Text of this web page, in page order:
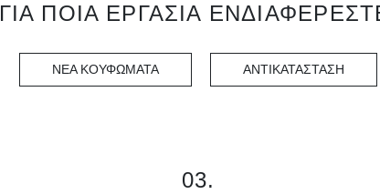
ΓΙΑ ΠΟΙΑ ΕΡΓΑΣΙΑ
ΝΕΑ ΚΟΥΦΩΜΑΤΑ ΑΝΤΙΚΑΤΑΣΤΑΣΗ
03.